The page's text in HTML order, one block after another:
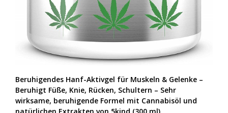
Beruhigendes Hanf-Aktivgel für Muskeln & Gelenke –
Beruhigt Füße, Knie, Rücken, Schultern – Sehr
wirksame, beruhigende Formel mit Cannabisöl und